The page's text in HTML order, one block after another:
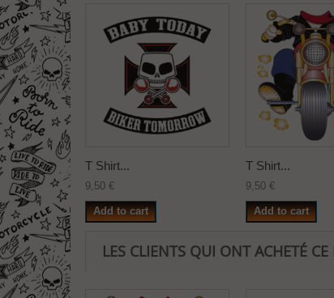
T Shirt...
9,50 €
Add to cart
T Shirt...
9,50 €
Add to cart
LES CLIENTS QUI ONT ACHETÉ